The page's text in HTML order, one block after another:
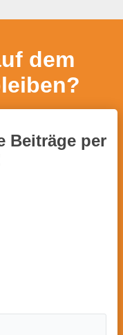
dem
Beiträge per